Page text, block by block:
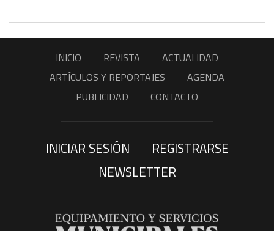
INICIO REVISTA
ACTUALIDAD
ARTÍCULOS Y REPORTAJES
AGENDA
PUBLICIDAD
CONTACTO
INICIAR SESIÓN
REGISTRARSE
NEWSLETTER